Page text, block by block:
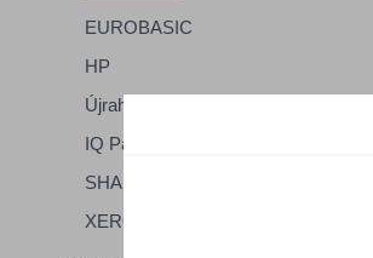
EUROBASIC
HP
Újrahasznosított papírok
IQ Papírok
SHARP
XEROX